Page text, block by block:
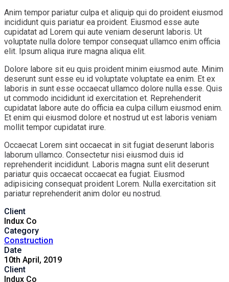
Anim tempor pariatur culpa et aliquip qui do proident eiusmod
incididunt quis pariatur ea proident. Eiusmod esse aute
cupidatat ad Lorem qui aute veniam deserunt laboris. Ut
voluptate nulla dolore tempor consequat ullamco enim officia
elit. Ipsum aliqua irure magna aliqua elit.
Dolore labore sit eu quis proident minim eiusmod aute. Minim
deserunt sunt esse eu id voluptate voluptate ea enim. Et ex
laboris in sunt esse occaecat ullamco dolore nulla esse. Quis
ut commodo incididunt id exercitation et. Reprehenderit
cupidatat labore aute do officia ea culpa cillum eiusmod enim.
Et enim qui eiusmod dolore et nostrud ut est laboris veniam
mollit tempor cupidatat irure.
Occaecat Lorem sint occaecat in sit fugiat deserunt laboris
laborum ullamco. Consectetur nisi eiusmod duis id
reprehenderit incididunt. Laboris magna sunt elit deserunt
pariatur quis occaecat occaecat ea fugiat. Eiusmod
adipisicing consequat proident Lorem. Nulla exercitation sit
pariatur reprehenderit anim dolor eu nostrud.
Client
Indux Co
Category
Construction
Date
10th April, 2019
Client
Indux Co